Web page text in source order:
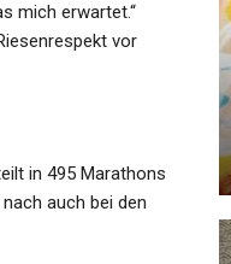
mich erwartet.“
vor
in 495 Marathons
auch bei den
Und Das